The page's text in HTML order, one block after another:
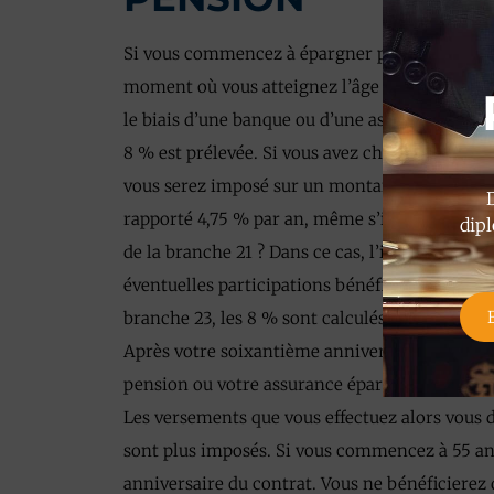
Si vous commencez à épargner pour votre
moment où vous atteignez l’âge de 60 ans.
le biais d’une banque ou d’une assurance), il
8 % est prélevée. Si vous avez choisi
vous serez imposé sur un montant fictif. En
rapporté 4,75 % par an, même s’il en va
de la branche 21 ? Dans ce cas, l’impôt est
éventuelles participations bénéficiaires sont
branche 23, les 8 % sont calculés sur la
Après votre soixantième anniversaire, vous
pension ou votre assurance épargne-pension
Les versements que vous effectuez alors
sont plus imposés. Si vous commencez à 55
anniversaire du contrat. Vous ne